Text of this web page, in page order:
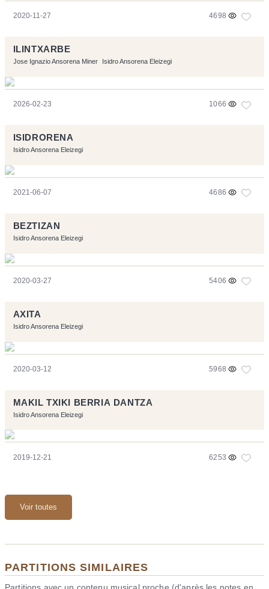
2020-11-27 4698
ILINTXARBE
Jose Ignazio Ansorena Miner Isidro Ansorena Eleizegi
2026-02-23 1066
ISIDRORENA
Isidro Ansorena Eleizegi
2021-06-07 4686
BEZTIZAN
Isidro Ansorena Eleizegi
2020-03-27 5406
AXITA
Isidro Ansorena Eleizegi
2020-03-12 5968
MAKIL TXIKI BERRIA DANTZA
Isidro Ansorena Eleizegi
2019-12-21 6253
Voir toutes
PARTITIONS SIMILAIRES